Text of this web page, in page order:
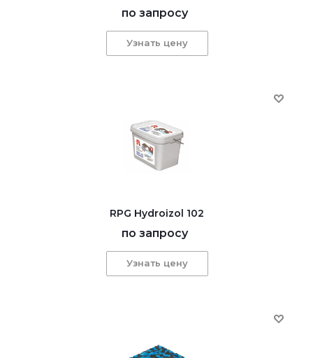
по запросу
Узнать цену
RPG Hydroizol 102
по запросу
Узнать цену